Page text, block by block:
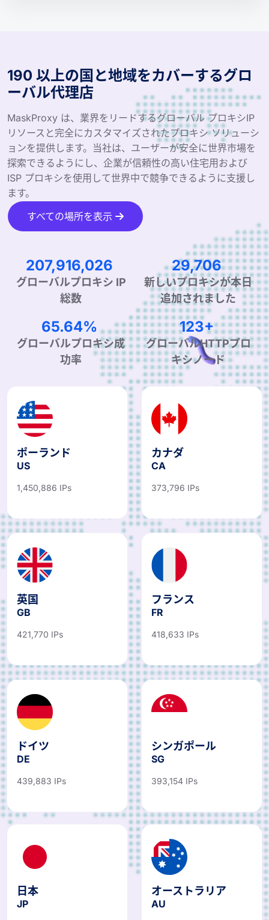
190 以上の国と地域をカバーするグロ
ーバル代理店
MaskProxy は、業界をリードするグローバル プロキシIP
リソースと完全にカスタマイズされたプロキシ ソリューシ
ョンを提供します。当社は、ユーザーが安全に世界市場を
探索できるようにし、企業が信頼性の高い住宅用および
ISP プロキシを使用して世界中で競争できるように支援し
ます。
すべての場所を表示
312,052,355
グローバルプロキシ IP
総数
44,585
新しいプロキシが本日
追加されました
99.90%
グローバルプロキシ成
功率
190+
グローバルHTTPプロ
キシノード
ポーランド
US
1,450,886 IPs
カナダ
CA
373,796 IPs
英国
GB
421,770 IPs
フランス
FR
418,633 IPs
ドイツ
DE
439,883 IPs
シンガポール
SG
393,154 IPs
日本
JP
オーストラリア
AU